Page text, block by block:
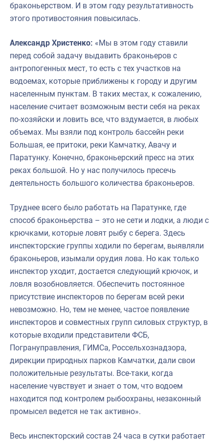
браконьерством. И в этом году результативность
этого противостояния повысилась.
Александр Христенко: «Мы в этом году ставили
перед собой задачу выдавить браконьеров с
антропогенных мест, то есть с тех участков на
водоемах, которые приближены к городу и другим
населенным пунктам. В таких местах, к сожалению,
население считает возможным вести себя на реках
по-хозяйски и ловить все, что вздумается, в любых
объемах. Мы взяли под контроль бассейн реки
Большая, ее притоки, реки Камчатку, Авачу и
Паратунку. Конечно, браконьерский пресс на этих
реках большой. Но у нас получилось пресечь
деятельность большого количества браконьеров.
Труднее всего было работать на Паратунке, где
способ браконьерства – это не сети и лодки, а люди с
крючками, которые ловят рыбу с берега. Здесь
инспекторские группы ходили по берегам, выявляли
браконьеров, изымали орудия лова. Но как только
инспектор уходит, достается следующий крючок, и
ловля возобновляется. Обеспечить постоянное
присутствие инспекторов по берегам всей реки
невозможно. Но, тем не менее, частое появление
инспекторов и совместных групп силовых структур, в
которые входили представители ФСБ,
Погрануправления, ГИМСа, Россельхознадзора,
дирекции природных парков Камчатки, дали свои
положительные результаты. Все-таки, когда
население чувствует и знает о том, что водоем
находится под контролем рыбоохраны, незаконный
промысел ведется не так активно».
Весь инспекторский состав 24 часа в сутки работает